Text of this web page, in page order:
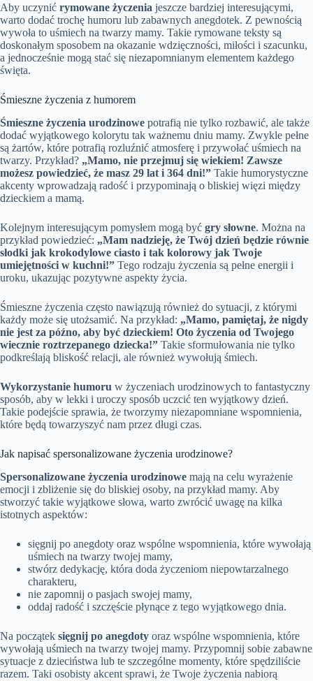
Aby uczynić rymowane życzenia jeszcze bardziej interesującymi,
warto dodać trochę humoru lub zabawnych anegdotek. Z pewnością
wywoła to uśmiech na twarzy mamy. Takie rymowane teksty są
doskonałym sposobem na okazanie wdzięczności, miłości i szacunku,
a jednocześnie mogą stać się niezapomnianym elementem każdego
święta.
Śmieszne życzenia z humorem
Śmieszne życzenia urodzinowe potrafią nie tylko rozbawić, ale także
dodać wyjątkowego kolorytu tak ważnemu dniu mamy. Zwykle pełne
są żartów, które potrafią rozluźnić atmosferę i przywołać uśmiech na
twarzy. Przykład? „Mamo, nie przejmuj się wiekiem! Zawsze
możesz powiedzieć, że masz 29 lat i 364 dni!” Takie humorystyczne
akcenty wprowadzają radość i przypominają o bliskiej więzi między
dzieckiem a mamą.
Kolejnym interesującym pomysłem mogą być gry słowne. Można na
przykład powiedzieć: „Mam nadzieję, że Twój dzień będzie równie
słodki jak krokodylowe ciasto i tak kolorowy jak Twoje
umiejętności w kuchni!” Tego rodzaju życzenia są pełne energii i
uroku, ukazując pozytywne aspekty życia.
Śmieszne życzenia często nawiązują również do sytuacji, z którymi
każdy może się utożsamić. Na przykład: „Mamo, pamiętaj, że nigdy
nie jest za późno, aby być dzieckiem! Oto życzenia od Twojego
wiecznie roztrzepanego dziecka!” Takie sformułowania nie tylko
podkreślają bliskość relacji, ale również wywołują śmiech.
Wykorzystanie humoru w życzeniach urodzinowych to fantastyczny
sposób, aby w lekki i uroczy sposób uczcić ten wyjątkowy dzień.
Takie podejście sprawia, że tworzymy niezapomniane wspomnienia,
które będą towarzyszyć nam przez długi czas.
Jak napisać spersonalizowane życzenia urodzinowe?
Spersonalizowane życzenia urodzinowe mają na celu wyrażenie
emocji i zbliżenie się do bliskiej osoby, na przykład mamy. Aby
stworzyć takie wyjątkowe słowa, warto zwrócić uwagę na kilka
istotnych aspektów:
sięgnij po anegdoty oraz wspólne wspomnienia, które wywołają
uśmiech na twarzy twojej mamy,
stwórz dedykację, która doda życzeniom niepowtarzalnego
charakteru,
nie zapomnij o pasjach swojej mamy,
oddaj radość i szczęście płynące z tego wyjątkowego dnia.
Na początek sięgnij po anegdoty oraz wspólne wspomnienia, które
wywołają uśmiech na twarzy twojej mamy. Przypomnij sobie zabawne
sytuacje z dzieciństwa lub te szczególne momenty, które spędziliście
razem. Taki osobisty akcent sprawi, że Twoje życzenia nabiorą